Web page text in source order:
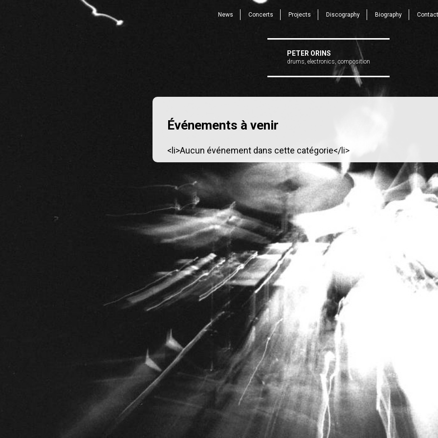
News Concerts Projects Discography Biography Contact
PETER ORINS
drums, electronics, composition
Événements à venir
<li>Aucun événement dans cette catégorie</li>